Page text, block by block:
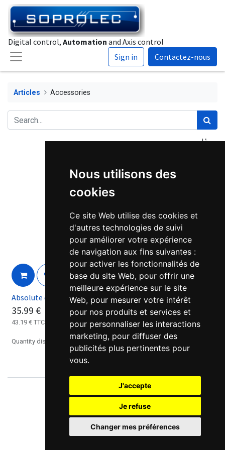
Nous utilisons des
cookies
Ce site Web utilise des cookies et
d'autres technologies de suivi
pour améliorer votre expérience
de navigation aux fins suivantes :
pour activer les fonctionnalités de
base du site Web, pour offrir une
meilleure expérience sur le site
Web, pour mesurer votre intérêt
pour nos produits et services et
pour personnaliser les interactions
marketing, pour diffuser des
publicités plus pertinentes pour
vous.
J'accepte
Je refuse
Changer mes préférences
Digital control, Automation and Axis control
Sign in
Contactez-nous
Articles Accessories
Absolute encoder cable for Leadshine brushless ELD2 drive
35.99 €
43.19 € TTC
Quantity discounts available, please contact us.